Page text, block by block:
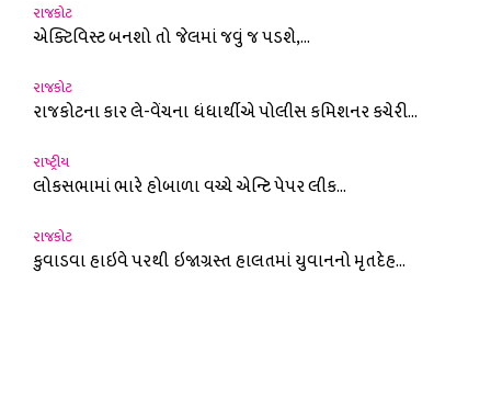
રાજકોટ
એક્ટિવિસ્ટ બનશો તો જેલમાં જવું જ પડશે,...
રાજકોટ
રાજકોટના કાર લે-વેંચના ધંધાર્થીએ પોલીસ કમિશનર કચેરી...
રાષ્ટ્રીય
લોકસભામાં ભારે હોબાળા વચ્ચે એન્ટિ પેપર લીક...
રાજકોટ
કુવાડવા હાઇવે પરથી ઇજાગ્રસ્ત હાલતમાં યુવાનનો મૃતદેહ...